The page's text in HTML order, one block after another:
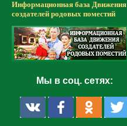
Информационная база Движения
создателей родовых поместий
Мы в соц. сетях: